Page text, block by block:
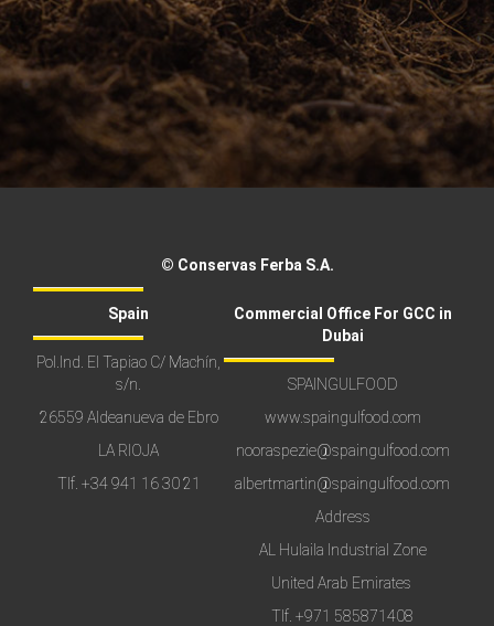
© Conservas Ferba S.A.
Spain
Pol.Ind. El Tapiao C/ Machín,
s/n.
26559 Aldeanueva de Ebro
LA RIOJA
Tlf. +34 941 16 30 21
Commercial Office For GCC in
Dubai
SPAINGULFOOD
www.spaingulfood.com
nooraspezie@spaingulfood.com
albertmartin@spaingulfood.com
Address
AL Hulaila Industrial Zone
United Arab Emirates
Tlf.+971 585871408